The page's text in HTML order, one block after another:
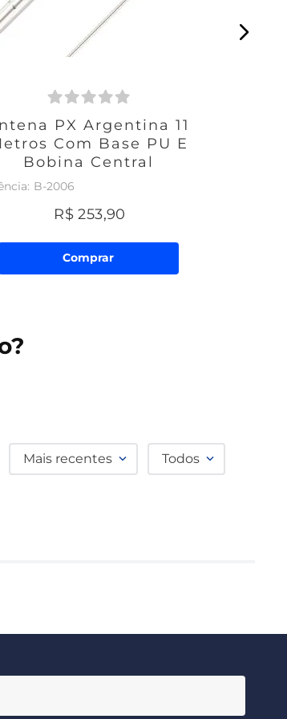
PX Argentina 11
Com Base PU E
Bobina Central
B-2006
R$ 253,90
Comprar
Mais recentes Todos